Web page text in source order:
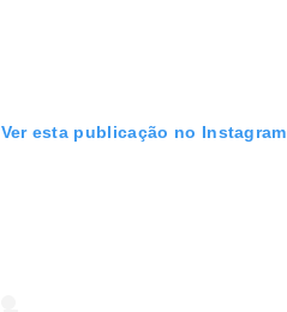
Ver esta publicação no Instagram